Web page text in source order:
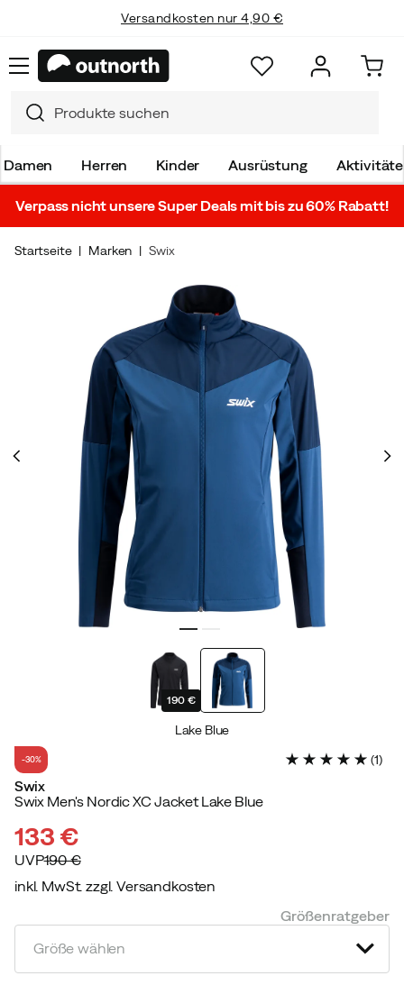
Versandkosten nur 4,90 €
Damen Herren Kinder Ausrüstung
Verpass nicht unsere Super Deals mit bis zu 60% Rabatt!
Startseite Marken Swix
190 €
Lake Blue
-30% (1)
Swix
Swix Men's Nordic XC Jacket Lake Blue
price
133 €
price
UVP190 €
inkl. MwSt. zzgl. Versandkosten
Größenratgeber
Größe wählen